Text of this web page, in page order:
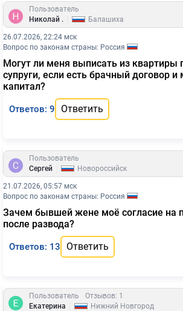
Пользователь
Николай .
Балашиха
26.07.2026, 22:24 мск
Вопрос по законам страны: Россия
Могут ли меня выписать из квартиры
супруги, если есть брачный договор и
капитал?
Ответов: 9 Ответить
Пользователь
Сергей
Новороссийск
21.07.2026, 05:57 мск
Вопрос по законам страны: Россия
Зачем бывшей жене моё согласие на
после развода?
Ответов: 13 Ответить
Пользователь
Отзывов: 1
Екатерина
Нижний Новгород